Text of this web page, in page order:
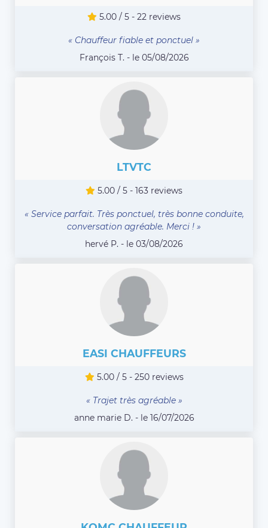
5.00 / 5 - 22 reviews
« Chauffeur fiable et ponctuel »
François T. - le 05/08/2026
LTVTC
5.00 / 5 - 163 reviews
« Service parfait. Très ponctuel, très bonne conduite,
conversation agréable. Merci ! »
hervé P. - le 03/08/2026
EASI CHAUFFEURS
5.00 / 5 - 250 reviews
« Trajet très agréable »
anne marie D. - le 16/07/2026